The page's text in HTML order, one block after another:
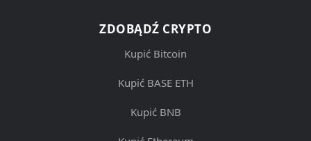
ZDOBĄDŹ CRYPTO
Kupić Bitcoin
Kupić BASE ETH
Kupić BNB